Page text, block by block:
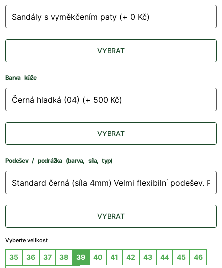
VYBRAT
Barva kůže
VYBRAT
Podešev / podrážka (barva, síla, typ)
VYBRAT
Vyberte velikost
35 36 37 38 39 40 41 42 43 44 45
46